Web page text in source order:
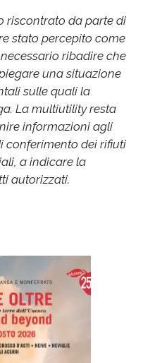
riscontrato da parte di
stato percepito come
ribadire che
una situazione
sulle quali la
La multiutility resta
informazioni agli
conferimento dei rifiuti
a indicare la
autorizzati.